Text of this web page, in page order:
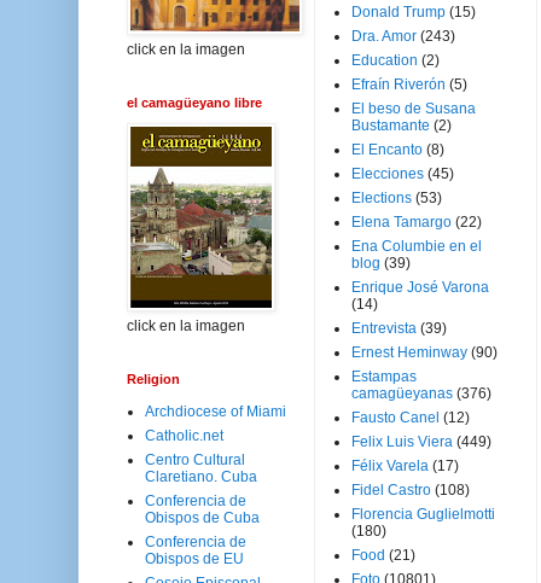
click en la imagen
el camagüeyano libre
click en la imagen
Religion
Archdiocese of Miami
Catholic.net
Centro Cultural
Claretiano. Cuba
Conferencia de
Obispos de Cuba
Conferencia de
Obispos de EU
Donald Trump (15)
Dra. Amor (243)
Education (2)
Efraín Riverón (5)
El beso de Susana
Bustamante (2)
El Encanto (8)
Elecciones (45)
Elections (53)
Elena Tamargo (22)
Ena Columbie en el
blog (39)
Enrique José Varona
(14)
Entrevista (39)
Ernest Heminway (90)
Estampas
camagüeyanas (376)
Fausto Canel (12)
Felix Luis Viera (449)
Félix Varela (17)
Fidel Castro (108)
Florencia Guglielmotti
(180)
Food (21)
Foto (10801)